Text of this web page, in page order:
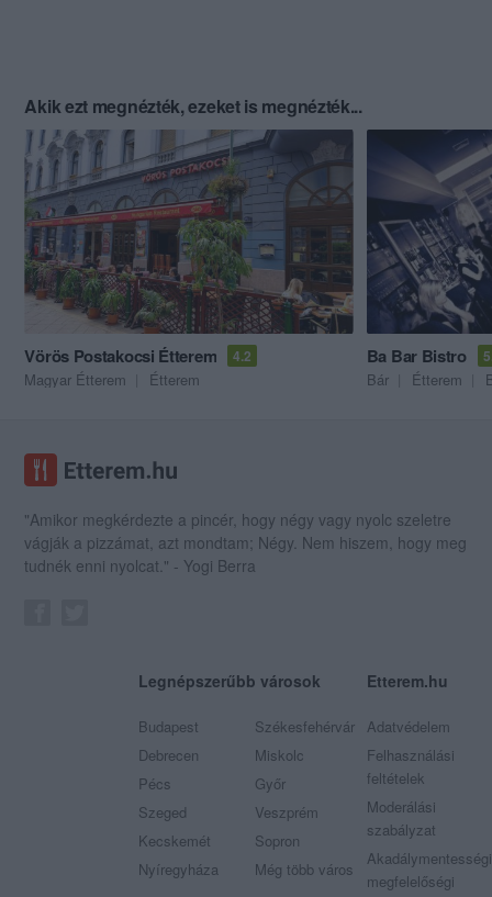
Akik ezt megnézték, ezeket is megnézték...
Vörös Postakocsi Étterem 4.2
Magyar Étterem Étterem
Ba Bar Bistro
Bár Étterem
"Amikor megkérdezte a pincér, hogy négy vagy nyolc szeletre
vágják a pizzámat, azt mondtam; Négy. Nem hiszem, hogy meg
tudnék enni nyolcat." - Yogi Berra
Legnépszerűbb városok
Budapest
Debrecen
Pécs
Szeged
Kecskemét
Nyíregyháza
Székesfehérvár
Miskolc
Győr
Veszprém
Sopron
Még több város
Etterem.hu
Adatvédelem
Felhasználási
feltételek
Moderálási
szabályzat
Akadálymentességi
megfelelőségi